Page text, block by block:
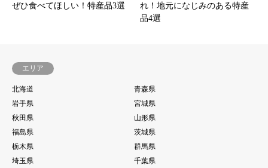
ぜひ食べてほしい！特産品3選
れ！地元になじみのある特産
品4選
エリア
北海道
青森県
岩手県
宮城県
秋田県
山形県
福島県
茨城県
栃木県
群馬県
埼玉県
千葉県